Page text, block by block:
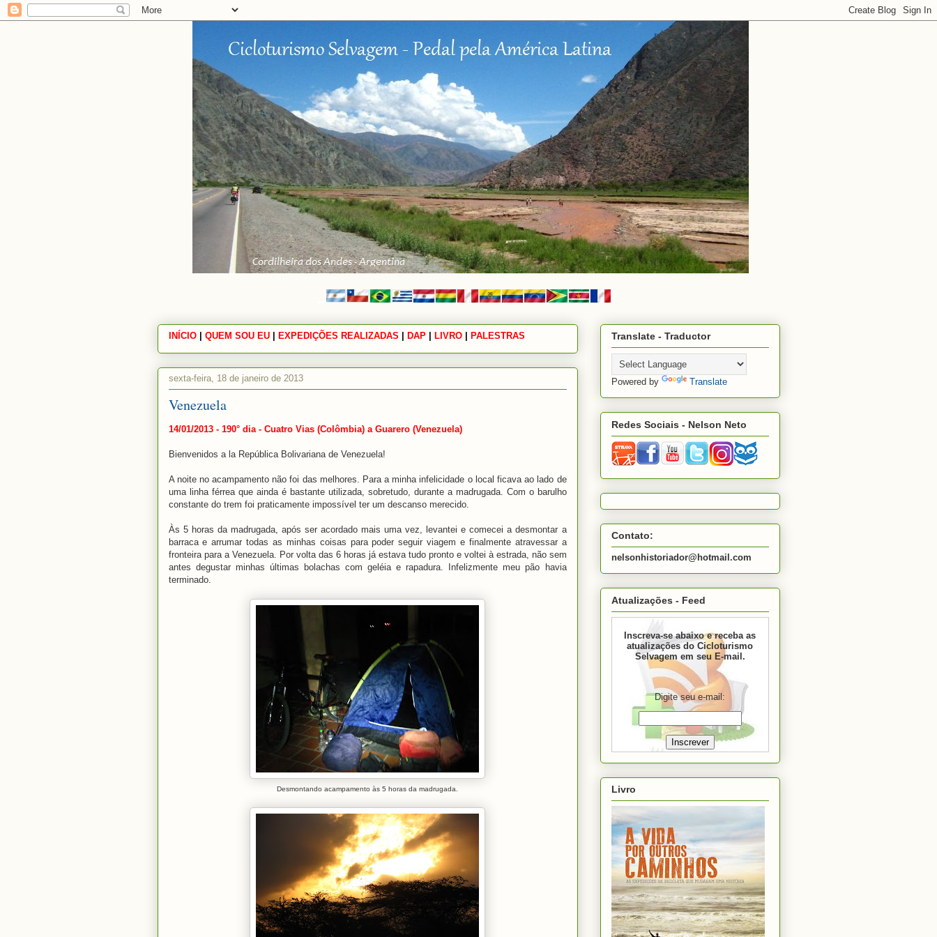
INÍCIO QUEM SOU EU| EXPEDIÇÕES REALIZADAS DAP LIVRO PALESTRAS
sexta-feira, 18 de janeiro de 2013
Venezuela
14/01/2013 - 190° dia - Cuatro Vias (Colômbia) a Guarero (Venezuela)
Bienvenidos a la República Bolivariana de Venezuela!
A noite no acampamento não foi das melhores. Para a minha infelicidade o local ficava ao lado de
uma linha férrea que ainda é bastante utilizada, sobretudo, durante a madrugada. Com o barulho
constante do trem foi praticamente impossível ter um descanso merecido.
Às 5 horas da madrugada, após ser acordado mais uma vez, levantei e comecei a desmontar a
barraca e arrumar todas as minhas coisas para poder seguir viagem e finalmente atravessar a
fronteira para a Venezuela. Por volta das 6 horas já estava tudo pronto e voltei à estrada, não sem
antes degustar minhas últimas bolachas com geléia e rapadura. Infelizmente meu pão havia
terminado.
Desmontando acampamento às 5 horas da madrugada.
Translate - Traductor
Powered by Translate
Redes Sociais - Nelson Neto
Contato:
nelsonhistoriador@hotmail.com
Atualizações - Feed
Inscreva-se abaixo e receba as
atualizações do Cicloturismo
Selvagem em seu E-mail.
Digite seu e-mail:
Livro